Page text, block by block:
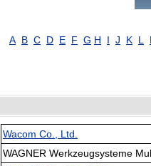
A B C D E F G H I J K L
Wacom Co., Ltd.
WAGNER Werkzeugsysteme